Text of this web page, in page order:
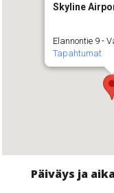
Skyline
Elannontie 9 -
Tapahtumat
Päiväys ja